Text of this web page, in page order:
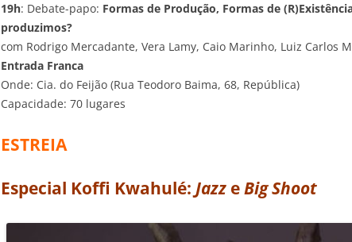
19h: Debate-papo: Formas de Produção, Formas de
produzimos?
com Rodrigo Mercadante, Vera Lamy, Caio Marinho, Luiz Carlos
Entrada Franca
Onde: Cia. do Feijão (Rua Teodoro Baima, 68, República)
Capacidade: 70 lugares
ESTREIA
Especial Koffi Kwahulé: Jazz eBig Shoot